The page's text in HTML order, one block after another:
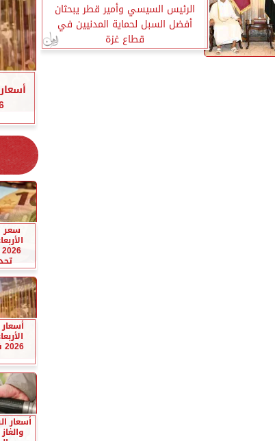
الرئيس السيسي وأمير قطر يبحثان
أفضل السبل لحماية المدنيين في
قطاع غزة
سعر
أسعار